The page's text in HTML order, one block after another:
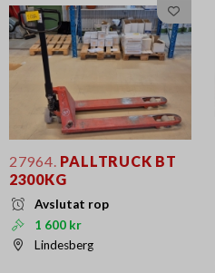
27964. PALLTRUCK BT
2300KG
Avslutat rop
1 600 kr
Lindesberg